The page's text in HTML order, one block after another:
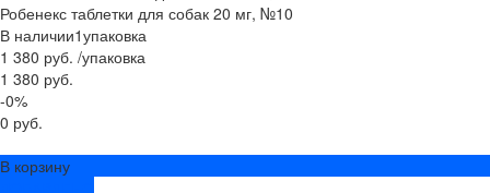
Робенекс таблетки для собак 20 мг, №10
В наличии1упаковка
1 380 руб. /упаковка
1 380 руб.
-0%
0 руб.
В корзину